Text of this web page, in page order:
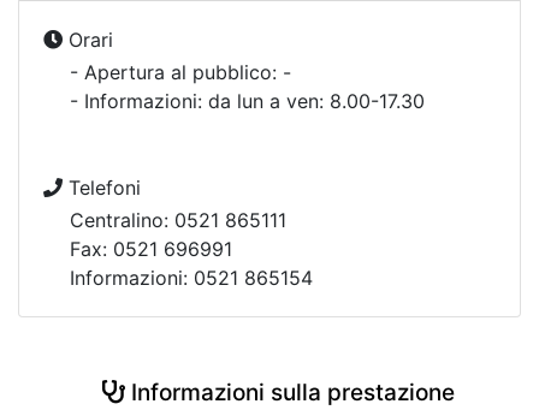
Orari
- Apertura al pubblico: -
- Informazioni: da lun a ven: 8.00-17.30
Telefoni
Centralino: 0521 865111
Fax: 0521 696991
Informazioni: 0521 865154
Informazioni sulla prestazione